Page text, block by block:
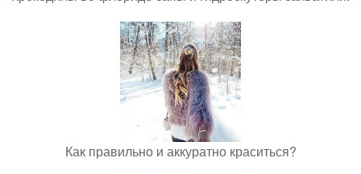
Как правильно и аккуратно краситься?